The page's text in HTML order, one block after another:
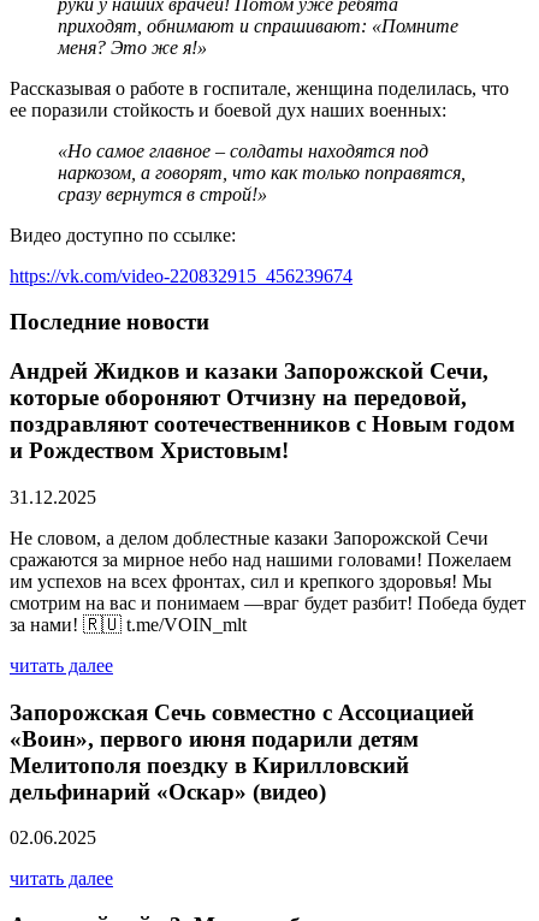
приходят, обнимают и спрашивают: «Помните
меня? Это же я!»
Рассказывая о работе в госпитале, женщина поделилась, что
ее поразили стойкость и боевой дух наших военных:
«Но самое главное – солдаты находятся под
наркозом, а говорят, что как только поправятся,
сразу вернутся в строй!»
Видео доступно по ссылке:
https://vk.com/video-220832915_456239674
Последние новости
Андрей Жидков и казаки Запорожской Сечи,
которые обороняют Отчизну на передовой,
поздравляют соотечественников с Новым годом
и Рождеством Христовым!
31.12.2025
Не словом, а делом доблестные казаки Запорожской Сечи
сражаются за мирное небо над нашими головами! Пожелаем
им успехов на всех фронтах, сил и крепкого здоровья! Мы
смотрим на вас и понимаем —враг будет разбит! Победа будет
за нами! 🇷🇺 t.me/VOIN_mlt
читать далее
Запорожская Сечь совместно с Ассоциацией
«Воин», первого июня подарили детям
Мелитополя поездку в Кирилловский
дельфинарий «Оскар» (видео)
02.06.2025
читать далее